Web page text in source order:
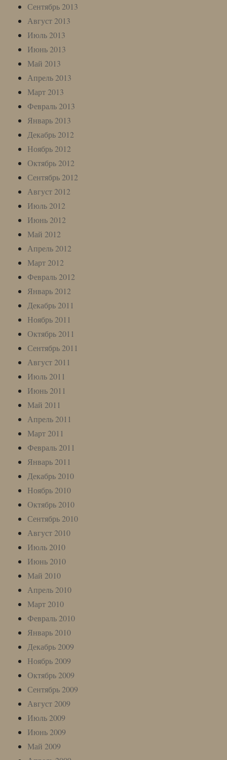
Сентябрь 2013
Август 2013
Июль 2013
Июнь 2013
Май 2013
Апрель 2013
Март 2013
Февраль 2013
Январь 2013
Декабрь 2012
Ноябрь 2012
Октябрь 2012
Сентябрь 2012
Август 2012
Июль 2012
Июнь 2012
Май 2012
Апрель 2012
Март 2012
Февраль 2012
Январь 2012
Декабрь 2011
Ноябрь 2011
Октябрь 2011
Сентябрь 2011
Август 2011
Июль 2011
Июнь 2011
Май 2011
Апрель 2011
Март 2011
Февраль 2011
Январь 2011
Декабрь 2010
Ноябрь 2010
Октябрь 2010
Сентябрь 2010
Август 2010
Июль 2010
Июнь 2010
Май 2010
Апрель 2010
Март 2010
Февраль 2010
Январь 2010
Декабрь 2009
Ноябрь 2009
Октябрь 2009
Сентябрь 2009
Август 2009
Июль 2009
Июнь 2009
Май 2009